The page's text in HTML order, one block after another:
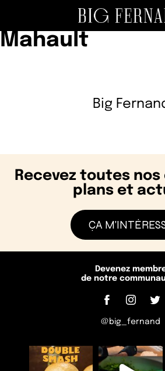
Store
Mahault
Big
Recevez toutes
plans et
ÇA
Devenez
de notre
@big_fernand